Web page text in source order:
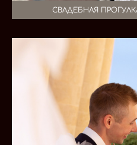
СВАДЕБНАЯ